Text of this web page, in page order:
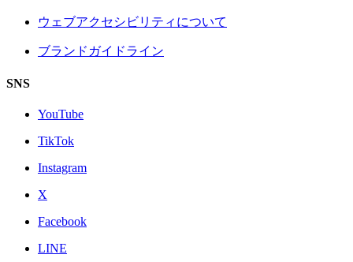
ウェブアクセシビリティについて
ブランドガイドライン
SNS
YouTube
TikTok
Instagram
X
Facebook
LINE